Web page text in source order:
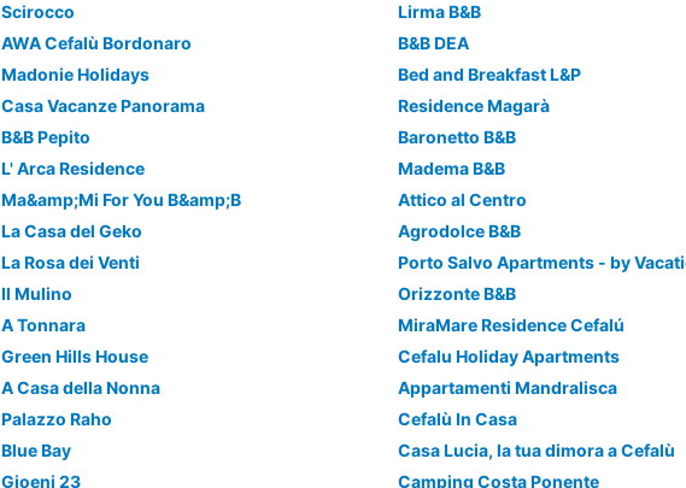
Scirocco
Lirma B&B
AWA Cefalù Bordonaro
B&B DEA
Madonie Holidays
Bed and Breakfast L&P
Casa Vacanze Panorama
Residence Magarà
B&B Pepito
Baronetto B&B
L' Arca Residence
Madema B&B
Ma&amp;Mi For You B&amp;B
Attico al Centro
La Casa del Geko
Agrodolce B&B
La Rosa dei Venti
Il Mulino
Orizzonte B&B
A Tonnara
MiraMare Residence Cefalú
Green Hills House
Cefalu Holiday Apartments
A Casa della Nonna
Appartamenti Mandralisca
Palazzo Raho
Cefalù In Casa
Blue Bay
Casa Lucia, la tua dimora a Cefalù
Gioeni 23
Camping Costa Ponente